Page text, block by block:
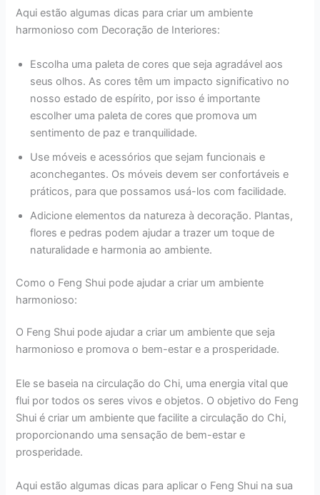
Aqui estão algumas dicas para criar um ambiente
harmonioso com Decoração de Interiores:
Escolha uma paleta de cores que seja agradável aos
seus olhos. As cores têm um impacto significativo no
nosso estado de espírito, por isso é importante
escolher uma paleta de cores que promova um
sentimento de paz e tranquilidade.
Use móveis e acessórios que sejam funcionais e
aconchegantes. Os móveis devem ser confortáveis e
práticos, para que possamos usá-los com facilidade.
Adicione elementos da natureza à decoração. Plantas,
flores e pedras podem ajudar a trazer um toque de
naturalidade e harmonia ao ambiente.
Como o Feng Shui pode ajudar a criar um ambiente
harmonioso:
O Feng Shui pode ajudar a criar um ambiente que seja
harmonioso e promova o bem-estar e a prosperidade.
Ele se baseia na circulação do Chi, uma energia vital que
flui por todos os seres vivos e objetos. O objetivo do Feng
Shui é criar um ambiente que facilite a circulação do Chi,
proporcionando uma sensação de bem-estar e
prosperidade.
Aqui estão algumas dicas para aplicar o Feng Shui na sua